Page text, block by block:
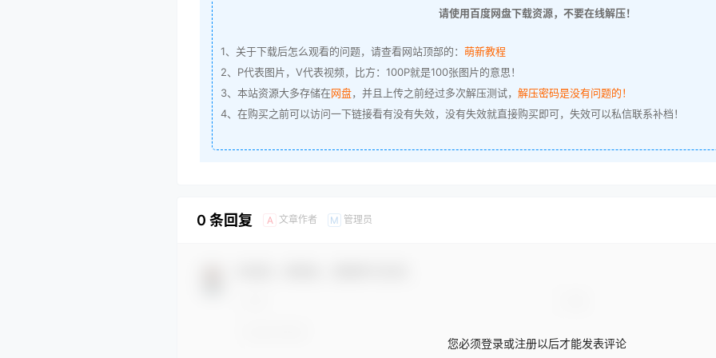
请使用百度网盘下载资源，不要在线解压！
1、关于下载后怎么观看的问题，请查看网站顶部的： 萌新教程
2、P代表图片，V代表视频，比方：100P就是100张图片的意思！
3、本站资源大多存储在网盘，并且上传之前经过多次解压测试， 解压密码是没有问题的！
4、在购买之前可以访问一下链接看有没有失效，没有失效就直接购买即可，失效可以私信联系补档！
0 条回复 A 文章作者 M 管理员
您必须登录或注册以后才能发表评论